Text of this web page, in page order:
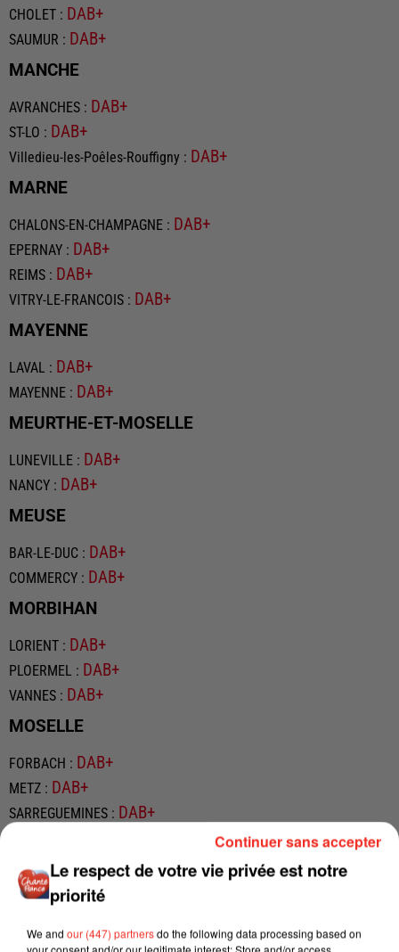
CHOLET : DAB+
SAUMUR : DAB+
MANCHE
AVRANCHES : DAB+
ST-LO : DAB+
Villedieu-les-Poêles-Rouffigny : DAB+
MARNE
CHALONS-EN-CHAMPAGNE : DAB+
EPERNAY : DAB+
REIMS : DAB+
VITRY-LE-FRANCOIS : DAB+
MAYENNE
LAVAL : DAB+
MAYENNE : DAB+
MEURTHE-ET-MOSELLE
LUNEVILLE : DAB+
NANCY : DAB+
MEUSE
BAR-LE-DUC : DAB+
COMMERCY : DAB+
MORBIHAN
LORIENT : DAB+
PLOERMEL : DAB+
VANNES : DAB+
MOSELLE
FORBACH : DAB+
METZ : DAB+
SARREGUEMINES : DAB+
NORD
DAB+
ORNE
Le respect de votre vie privée est notre
priorité
We and our (447) partnersdo the following data processing based on
your consent and/or our legitimate interest: Store and/or access
Continuer sans accepter